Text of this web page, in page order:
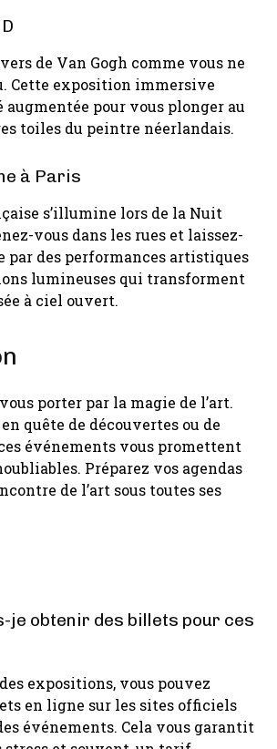
de Van Gogh comme vous ne
Cette exposition immersive
pour vous plonger au
toiles du peintre néerlandais.
à Paris
s’illumine lors de la Nuit
vous dans les rues et laissez-
par des performances artistiques
lumineuses qui transforment
à ciel ouvert.
porter par la magie de l’art.
quête de découvertes ou de
événements vous promettent
Préparez vos agendas
de l’art sous toutes ses
je obtenir des billets pour ces
expositions, vous pouvez
en ligne sur les sites officiels
événements. Cela vous garantit